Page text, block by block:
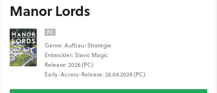
Manor Lords
PC
Genre: Aufbau-Strategie
Entwickler: Slavic Magic
Release: 2026 (PC)
Early-Access-Release: 26.04.2024 (PC)